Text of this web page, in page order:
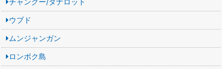
ウブド
ムンジャンガン
ロンボク島